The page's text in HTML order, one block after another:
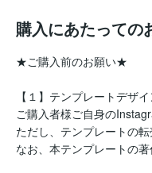
購入にあたっての
★ご購入前のお願い★
【１】テンプレートデザ
ご購入者様ご自身の
ただし、テンプレートの
なお、本テンプレートの著